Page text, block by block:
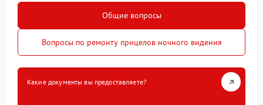
Общие вопросы
Вопросы по ремонту прицелов ночного видения
Какие документы вы предоставляете?